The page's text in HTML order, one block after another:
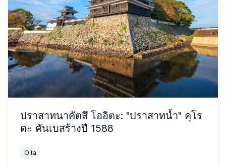
ปราสาทนาคัตสึ โออิตะ: "ปราสาทน้ำ" คุโร
ดะ คันเบสร้างปี 1588
Oita